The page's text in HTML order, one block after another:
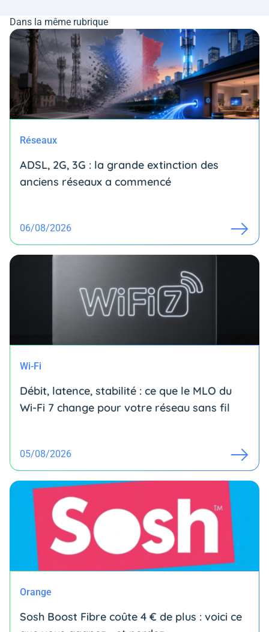
Dans la même rubrique
Réseaux
ADSL, 2G, 3G : la grande extinction des
anciens réseaux a commencé
06/08/2026
Wi-Fi
Débit, latence, stabilité : ce que le MLO du
Wi-Fi 7 change pour votre réseau sans fil
05/08/2026
Orange
Sosh Boost Fibre coûte 4 € de plus : voici ce